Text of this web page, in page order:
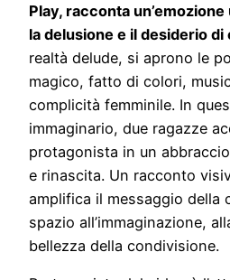
Play, racconta
la delusione e il desiderio di
realtà delude, si aprono le
magico, fatto di colori,
complicità femminile. In
immaginario, due ragazze
protagonista in un
e rinascita. Un racconto
amplifica il messaggio della
spazio all’immaginazione,
bellezza della condivisione.